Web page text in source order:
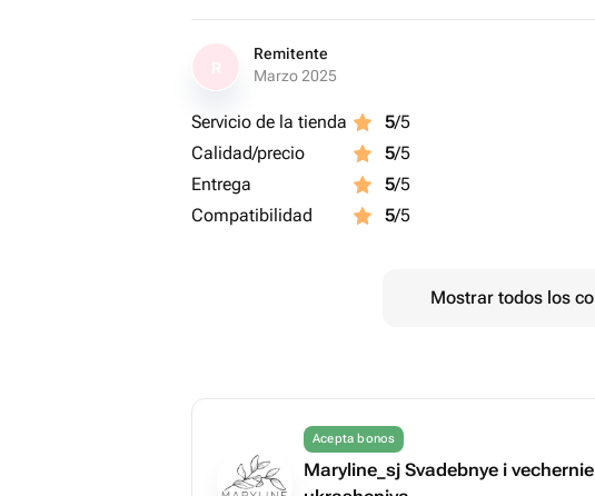
Remitente
Marzo 2025
Servicio de la tienda 5/5
Calidad/precio
5/5
Entrega
5/5
Compatibilidad
5/5
Mostrar todos los
Acepta bonos
Maryline_sj Svadebnye i vechernie